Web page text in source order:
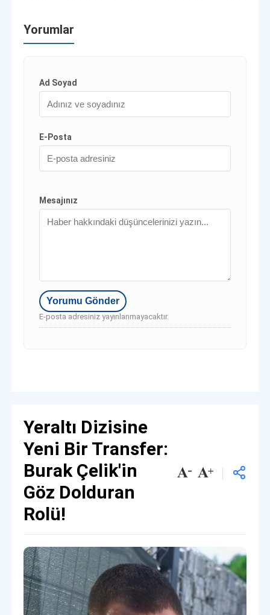
Yorumlar
Ad Soyad
E-Posta
Mesajınız
E-posta adresiniz yayınlanmayacaktır.
Yeraltı Dizisine
Yeni Bir Transfer:
Burak Çelik'in
Göz Dolduran
Rolü!